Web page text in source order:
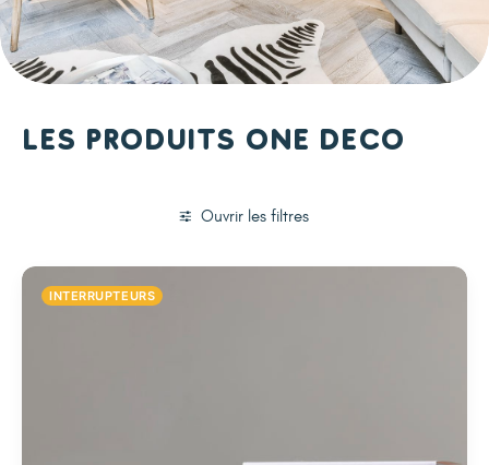
Les produits One Deco
Ouvrir les filtres
INTERRUPTEURS